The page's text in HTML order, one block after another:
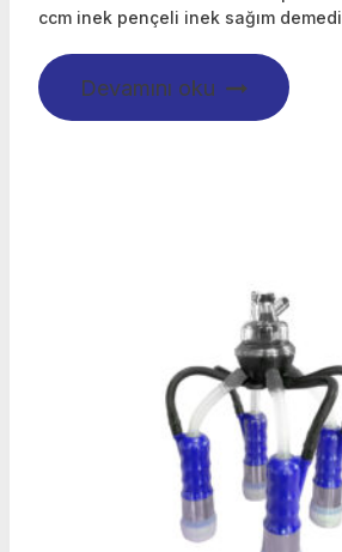
ccm inek pençeli inek sağım demedi
Devamını oku